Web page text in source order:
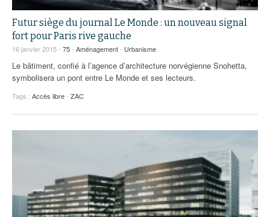
Futur siège du journal Le Monde : un nouveau signal
fort pour Paris rive gauche
16 janvier 2015 - 75- Aménagement- Urbanisme
Le bâtiment, confié à l’agence d’architecture norvégienne Snohetta,
symbolisera un pont entre Le Monde et ses lecteurs.
Tags : Accès libre- ZAC